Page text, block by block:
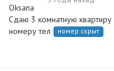
Сдаю 3 комнатную
номеру тел
номер скрыт